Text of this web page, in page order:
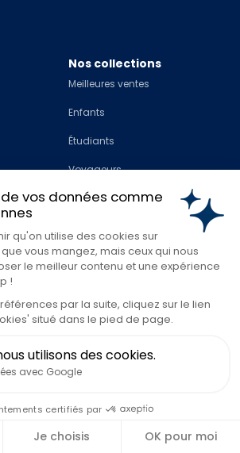
vos données comme
qu'on utilise des cookies sur
vous mangez, mais ceux qui nous
le meilleur contenu et une expérience
!
par la suite, cliquez sur le lien
situé dans le pied de page.
utilisons des cookies.
avec Google
certifiés par
Je choisis OK pour moi
Nos collections
Meilleures ventes
Enfants
Étudiants
Voyageurs
Sportifs
Au Lit Days
Promotions
Support
Ma commande